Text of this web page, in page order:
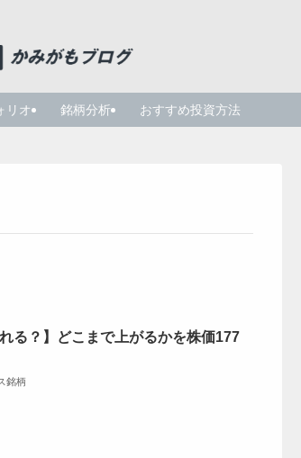
リオ 銘柄分析 おすすめ投資方法
る？】どこまで上がるかを株価177
銘柄